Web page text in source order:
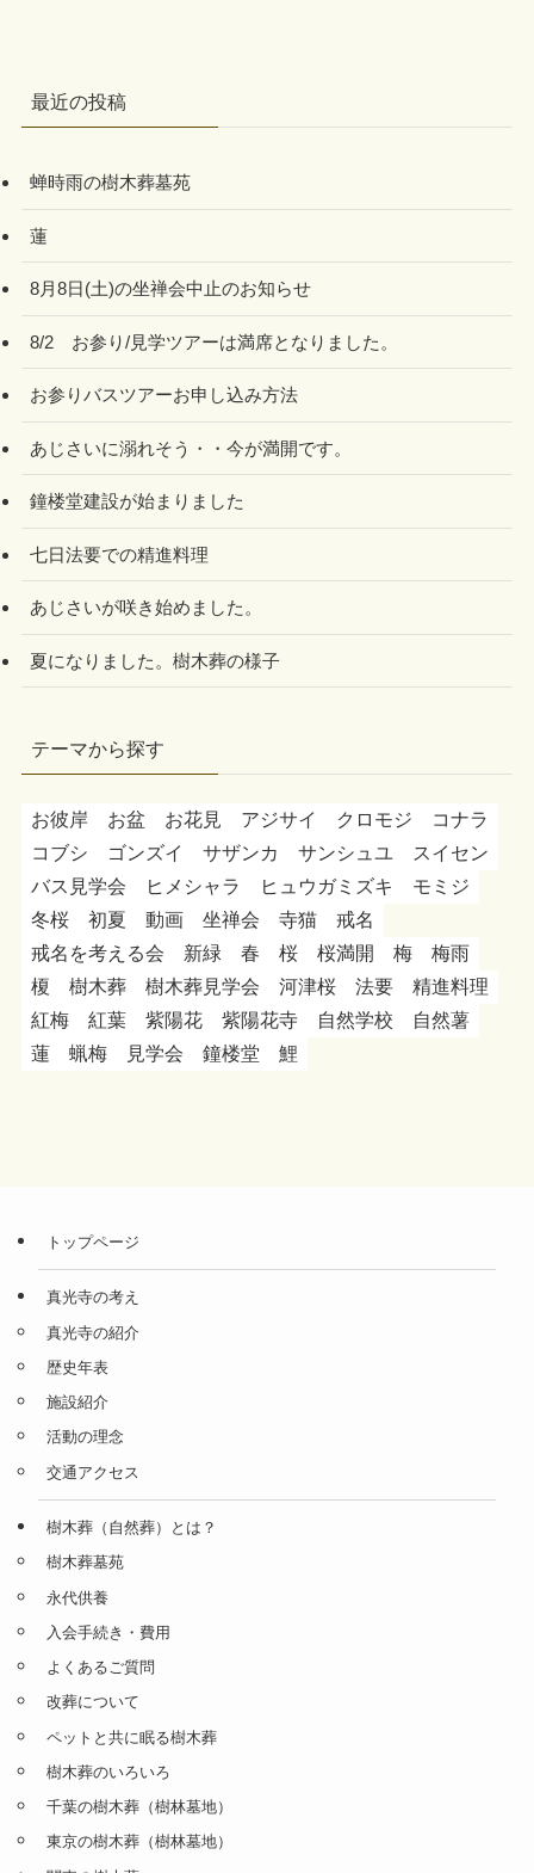
最近の投稿
蝉時雨の樹木葬墓苑
蓮
8月8日(土)の坐禅会中止のお知らせ
8/2 お参り/見学ツアーは満席となりました。
お参りバスツアーお申し込み方法
あじさいに溺れそう・・今が満開です。
鐘楼堂建設が始まりました
七日法要での精進料理
あじさいが咲き始めました。
夏になりました。樹木葬の様子
テーマから探す
お彼岸 お盆 お花見 アジサイ クロモジ
コナラ
コブシ
ゴンズイ サザンカ サンシュユ
スイセン
バス見学会
ヒメシャラ ヒュウガミズキ
モミジ
冬桜
初夏 動画 坐禅会 寺猫
戒名
戒名を考える会
新緑 春 桜 桜満開 梅
梅雨
榎
樹木葬 樹木葬見学会 河津桜 法要
精進料理
紅梅
紅葉 紫陽花 紫陽花寺 自然学校
自然薯
蓮
蝋梅 見学会 鐘楼堂 鯉
トップページ
真光寺の考え
真光寺の紹介
歴史年表
施設紹介
活動の理念
交通アクセス
樹木葬（自然葬）とは？
樹木葬墓苑
永代供養
入会手続き・費用
よくあるご質問
改葬について
ペットと共に眠る樹木葬
樹木葬のいろいろ
千葉の樹木葬（樹林墓地）
東京の樹木葬（樹林墓地）